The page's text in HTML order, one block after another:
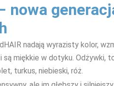
nowa
nadają wyrazisty kolor,
są miękkie w dotyku. Odżywki,
turkus, niebieski, róż.